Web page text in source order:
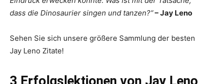
dass die Dinosaurier singen und tanzen?“– Jay Leno
Sehen Sie sich unsere größere Sammlung der besten
Jay Leno Zitate!